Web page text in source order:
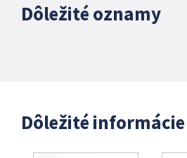
Dôležité oznamy
Dôležité informácie